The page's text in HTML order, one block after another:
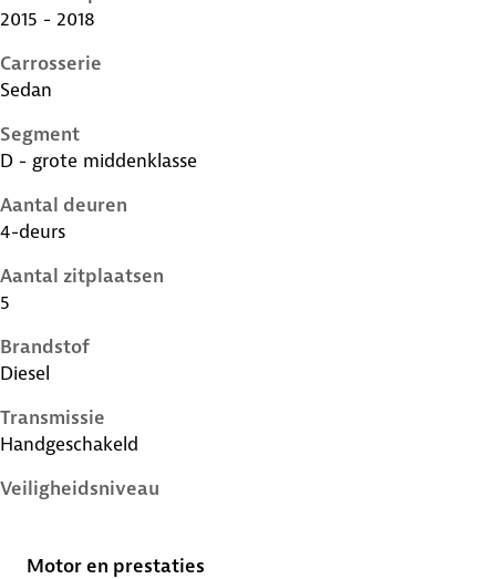
2015 - 2018
Carrosserie
Sedan
Segment
D - grote middenklasse
Aantal deuren
4-deurs
Aantal zitplaatsen
5
Brandstof
Diesel
Transmissie
Handgeschakeld
Veiligheidsniveau
Motor en prestaties